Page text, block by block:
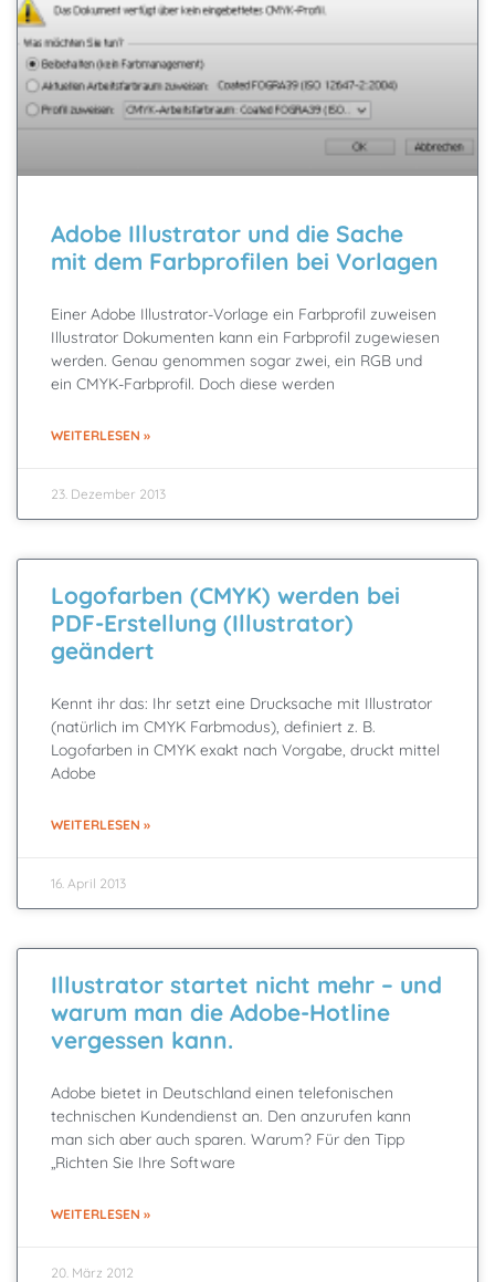
Adobe Illustrator und die Sache
mit dem Farbprofilen bei Vorlagen
Einer Adobe Illustrator-Vorlage ein Farbprofil zuweisen
Illustrator Dokumenten kann ein Farbprofil zugewiesen
werden. Genau genommen sogar zwei, ein RGB und
ein CMYK-Farbprofil. Doch diese werden
WEITERLESEN »
23. Dezember 2013
Logofarben (CMYK) werden bei
PDF-Erstellung (Illustrator)
geändert
Kennt ihr das: Ihr setzt eine Drucksache mit Illustrator
(natürlich im CMYK Farbmodus), definiert z. B.
Logofarben in CMYK exakt nach Vorgabe, druckt mittel
Adobe
WEITERLESEN »
16. April 2013
Illustrator startet nicht mehr – und
warum man die Adobe-Hotline
vergessen kann.
Adobe bietet in Deutschland einen telefonischen
technischen Kundendienst an. Den anzurufen kann
man sich aber auch sparen. Warum? Für den Tipp
„Richten Sie Ihre Software
WEITERLESEN »
20. März 2012